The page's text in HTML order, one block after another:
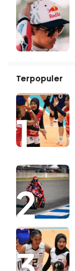
Terpopuler